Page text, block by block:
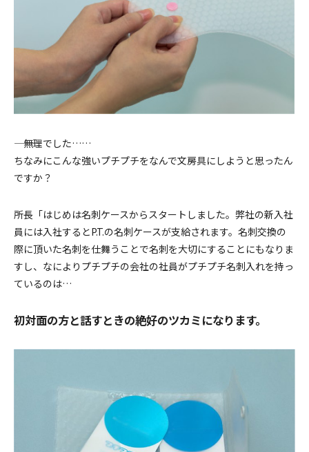
――― 無理でした……
ちなみにこんな強いプチプチをなんで文房具にしようと思ったん
ですか？
所長「はじめは名刺ケースからスタートしました。弊社の新入社
員には入社するとP.T.の名刺ケースが支給されます。名刺交換の
際に頂いた名刺を仕舞うことで名刺を大切にすることにもなりま
すし、なによりプチプチの会社の社員がプチプチ名刺入れを持っ
ているのは…
初対面の方と話すときの絶好のツカミになります。